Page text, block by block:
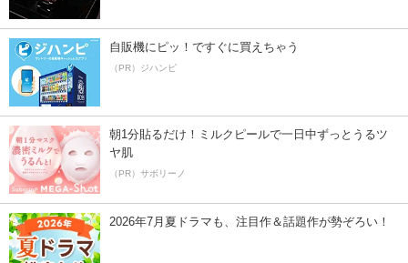
自販機にピッ！ですぐに買えちゃう
（PR）ジハンピ
朝1分貼るだけ！ミルクピールで一日中ずっとうるツ
ヤ肌
（PR）サボリーノ
2026年7月夏ドラマも、注目作＆話題作が勢ぞろい！